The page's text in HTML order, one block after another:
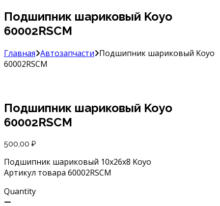
Подшипник шариковый Koyo
60002RSCM
Главная Автозапчасти Подшипник шариковый Koyo
60002RSCM
Подшипник шариковый Koyo
60002RSCM
500,00 ₽
Подшипник шариковый 10x26x8 Koyo
Артикул товара 60002RSCM
Quantity